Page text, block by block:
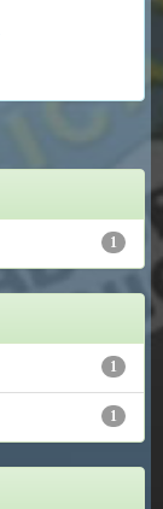
1
1
1